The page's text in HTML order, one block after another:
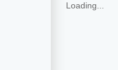
Loading...